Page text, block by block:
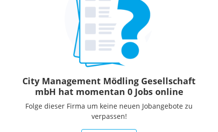
City Management Mödling Gesellschaft
mbH hat momentan 0 Jobs online
Folge dieser Firma um keine neuen Jobangebote zu
verpassen!